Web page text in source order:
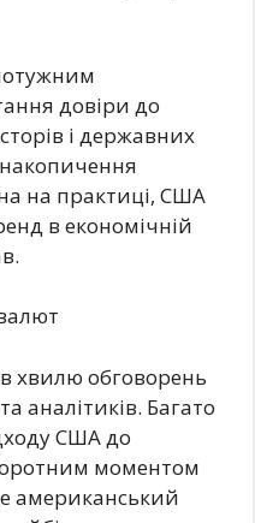
довіри до
і державних
на практиці, США
в економічній
хвилю обговорень
аналітиків. Багато
США до
моментом
американський